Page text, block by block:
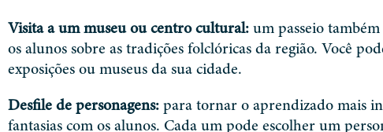
Visita a um museu ou centro cultural: um passeio
os alunos sobre as tradições folclóricas da região. Você
exposições ou museus da sua cidade.
Desfile de personagens: para tornar o aprendizado mais
fantasias com os alunos. Cada um pode escolher um